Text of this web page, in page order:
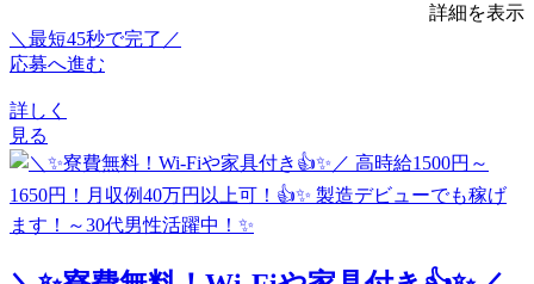
詳細を表示
＼最短45秒で完了／
応募へ進む
詳しく
見る